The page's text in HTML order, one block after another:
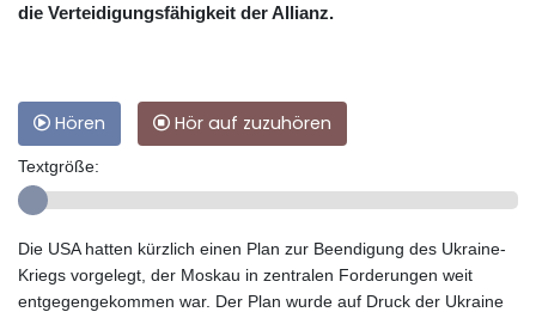
die Verteidigungsfähigkeit der Allianz.
Hören Hör auf zuzuhören
Textgröße:
Die USA hatten kürzlich einen Plan zur Beendigung des Ukraine-
Kriegs vorgelegt, der Moskau in zentralen Forderungen weit
entgegengekommen war. Der Plan wurde auf Druck der Ukraine